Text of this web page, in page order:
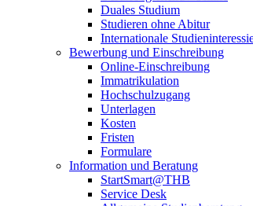
Duales Studium
Studieren ohne Abitur
Internationale
Bewerbung und Einschreibung
Online-Einschreibung
Immatrikulation
Hochschulzugang
Unterlagen
Kosten
Fristen
Formulare
Information und Beratung
StartSmart@THB
Service Desk